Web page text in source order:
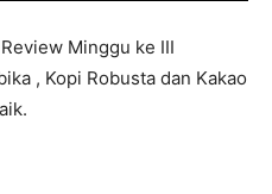
Minggu ke III
, Kopi Robusta dan Kakao